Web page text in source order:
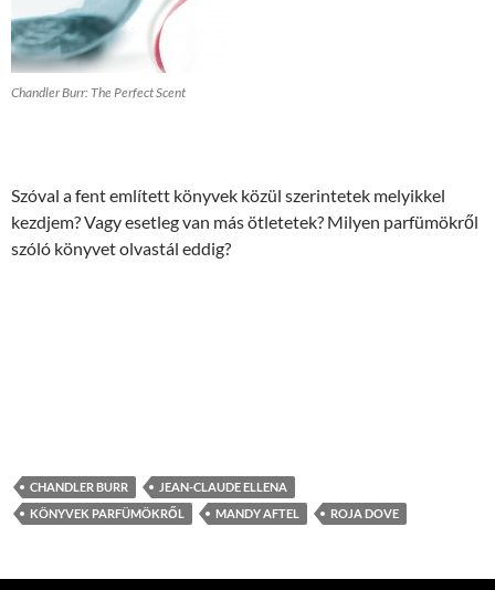
Chandler Burr: The Perfect Scent
Szóval a fent említett könyvek közül szerintetek melyikkel
kezdjem? Vagy esetleg van más ötletetek? Milyen parfümökről
szóló könyvet olvastál eddig?
CHANDLER BURR
JEAN-CLAUDE ELLENA
KÖNYVEK PARFÜMÖKRŐL
MANDY AFTEL ROJA DOVE